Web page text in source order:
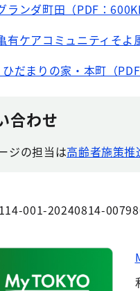
ランダ町田（PDF：
有ケアコミュニティそよ
だまりの家・本町（PDF
合わせ
ジの担当は高齢者施策
001-20240814-